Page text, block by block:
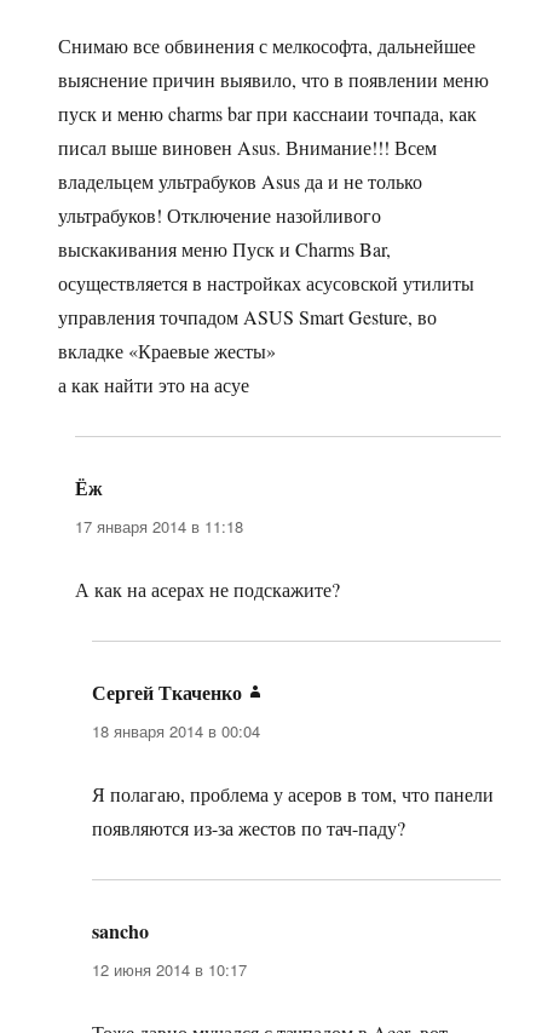
Снимаю все обвинения с мелкософта, дальнейшее
выяснение причин выявило, что в появлении меню
пуск и меню charms bar при касснаии точпада, как
писал выше виновен Asus. Внимание!!! Всем
владельцем ультрабуков Asus да и не только
ультрабуков! Отключение назойливого
выскакивания меню Пуск и Charms Bar,
осуществляется в настройках асусовской утилиты
управления точпадом ASUS Smart Gesture, во
вкладке «Краевые жесты»
а как найти это на асуе
Ёж
17 января 2014 в 11:18
А как на асерах не подскажите?
Сергей Ткаченко
18 января 2014 в 00:04
Я полагаю, проблема у асеров в том, что панели
появляются из-за жестов по тач-паду?
sancho
12 июня 2014 в 10:17